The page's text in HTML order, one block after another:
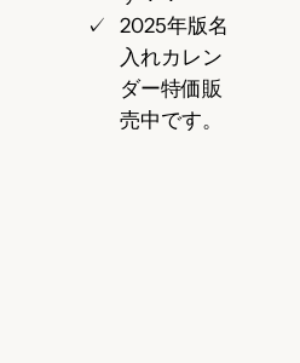
2025年版名
入れカレン
ダー特価販
売中です。